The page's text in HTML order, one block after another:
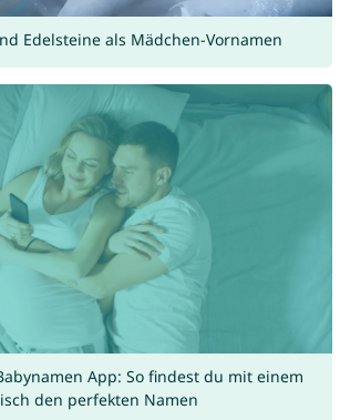
Edelsteine als Mädchen-Vornamen
App: So findest du mit einem
den perfekten Namen